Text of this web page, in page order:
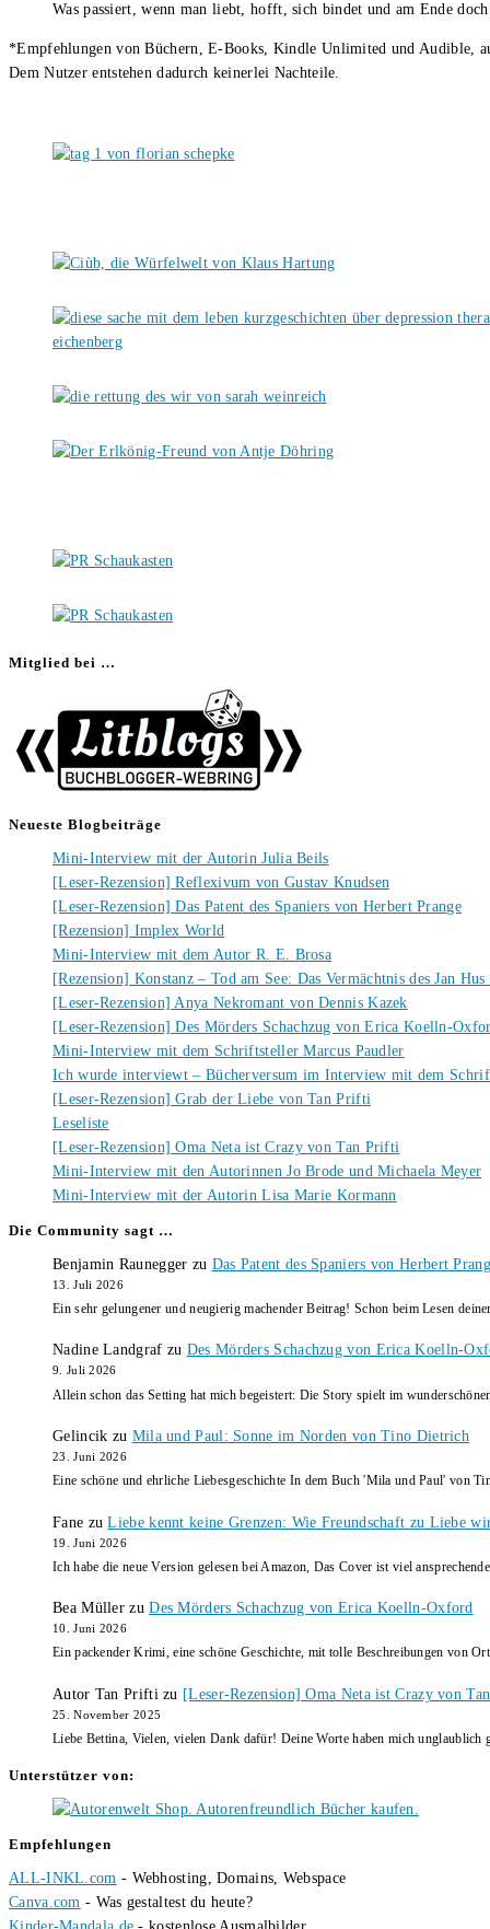
Was passiert, wenn man liebt, hofft, sich bindet und am Ende
*Empfehlungen von Büchern, E-Books, Kindle Unlimited und Audible,
Dem Nutzer entstehen dadurch keinerlei Nachteile.
Mitglied bei …
Neueste Blogbeiträge
Mini-Interview mit der Autorin Julia Beils
[Leser-Rezension] Reflexivum von Gustav Knudsen
[Leser-Rezension] Das Patent des Spaniers von Herbert Prange
[Rezension] Implex World
Mini-Interview mit dem Autor R. E. Brosa
[Rezension] Konstanz – Tod am See: Das Vermächtnis des Jan
[Leser-Rezension] Anya Nekromant von Dennis Kazek
[Leser-Rezension] Des Mörders Schachzug von Erica Koelln-
Mini-Interview mit dem Schriftsteller Marcus Paudler
Ich wurde interviewt – Bücherversum im Interview mit dem
[Leser-Rezension] Grab der Liebe von Tan Prifti
Leseliste
[Leser-Rezension] Oma Neta ist Crazy von Tan Prifti
Mini-Interview mit den Autorinnen Jo Brode und Michaela Meyer
Mini-Interview mit der Autorin Lisa Marie Kormann
Die Community sagt …
Benjamin Raunegger zu Das Patent des Spaniers von Herbert
13. Juli 2026
Ein sehr gelungener und neugierig machender Beitrag! Schon beim Lesen
Nadine Landgraf zu Des Mörders Schachzug von Erica Koelln-
9. Juli 2026
Allein schon das Setting hat mich begeistert: Die Story spielt im
Gelincik zu Mila und Paul: Sonne im Norden von Tino Dietrich
23. Juni 2026
Eine schöne und ehrliche Liebesgeschichte In dem Buch 'Mila und Paul' von
Fane zuLiebe kennt keine Grenzen: Wie Freundschaft zu Liebe
19. Juni 2026
Ich habe die neue Version gelesen bei Amazon, Das Cover ist viel
Bea Müller zuDes Mörders Schachzug von Erica Koelln-Oxford
10. Juni 2026
Ein packender Krimi, eine schöne Geschichte, mit tolle Beschreibungen von
Autor Tan Prifti zu [Leser-Rezension] Oma Neta ist Crazy von
25. November 2025
Liebe Bettina, Vielen, vielen Dank dafür! Deine Worte haben mich unglaublich
Unterstützer von:
Empfehlungen
ALL-INKL.com - Webhosting, Domains, Webspace
Canva.com - Was gestaltest du heute?